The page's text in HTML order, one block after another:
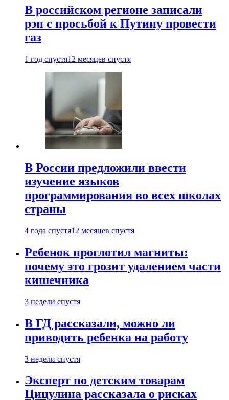
В российском регионе записали
рэп с просьбой к Путину провести
газ
1 год спустя12 месяцев спустя
В России предложили ввести
изучение языков
программирования во всех школах
страны
4 года спустя12 месяцев спустя
Ребенок проглотил магниты:
почему это грозит удалением части
кишечника
3 недели спустя
В ГД рассказали, можно ли
приводить ребенка на работу
3 недели спустя
Эксперт по детским товарам
Цицулина рассказала о рисках